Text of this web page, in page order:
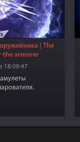
| The
the armorer
18:09:47